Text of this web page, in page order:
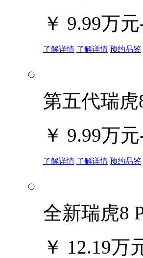
￥ 9.99万
了解详情 了解详情 预约品鉴
第五代瑞虎
￥ 9.99万
了解详情 了解详情 预约品鉴
全新瑞虎8
￥ 12.19万